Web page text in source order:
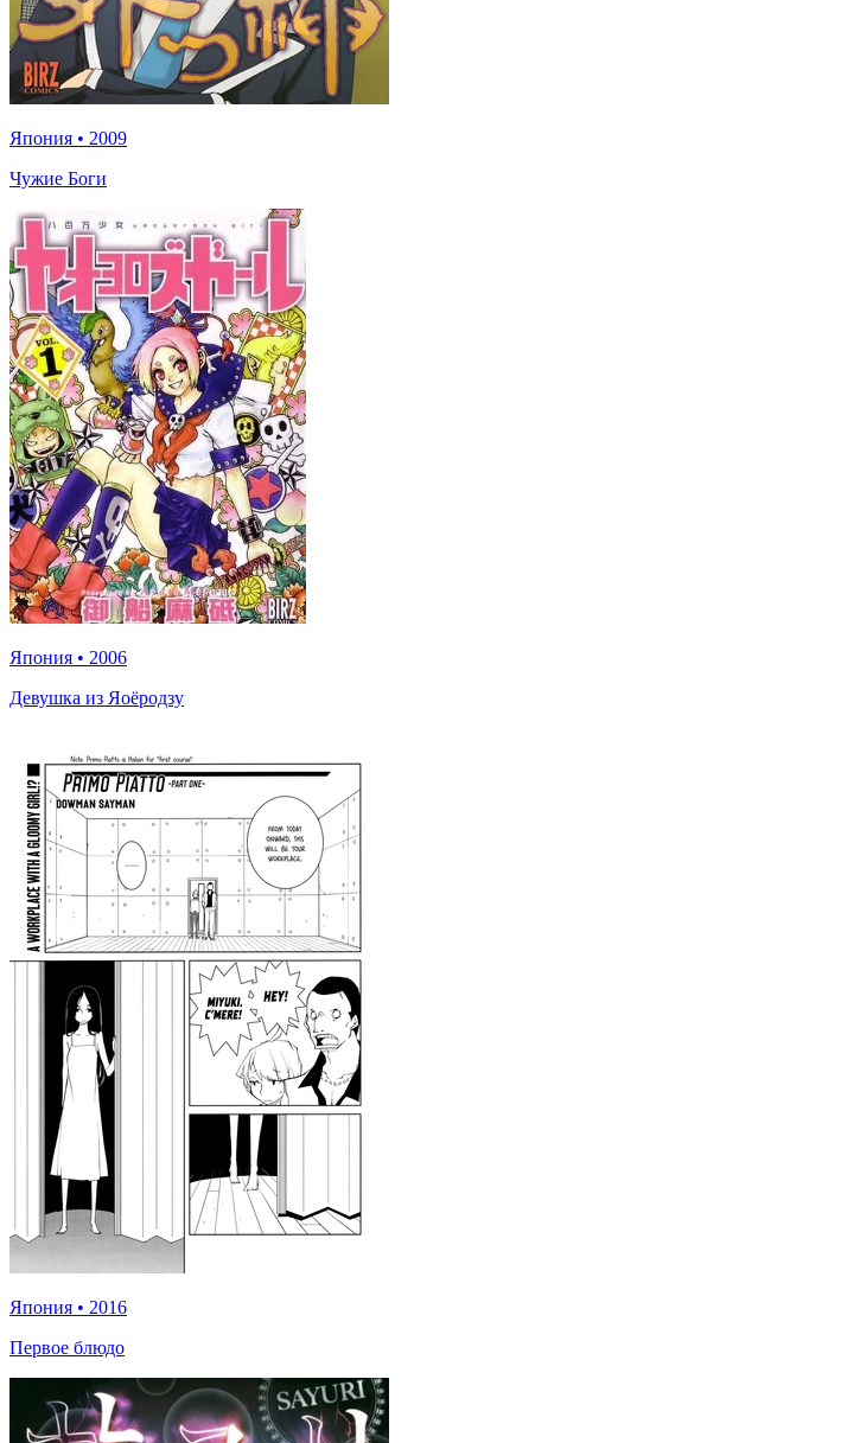
Япония • 2009
Чужие Боги
Япония • 2006
Девушка из Яоёродзу
Япония • 2016
Первое блюдо